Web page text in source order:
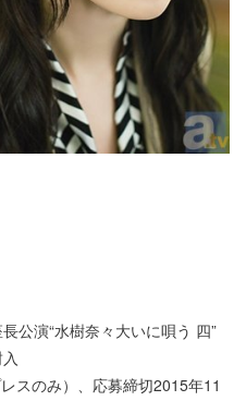
公演“水樹奈々大いに唄う 四”
スのみ）、応募締切2015年11